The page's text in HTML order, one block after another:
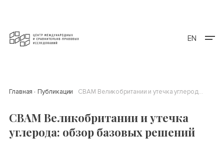
EN
Главная Публикации СВАМ Великобритании и утечка углерода: обзор базовых решений
СВАМ Великобритании и утечка
углерода: обзор базовых решений